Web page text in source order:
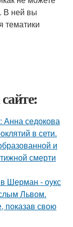
В ней вы
тематики
седокова
в сети.
и
смерти
Шерман - оукс
Львом.
показав свою